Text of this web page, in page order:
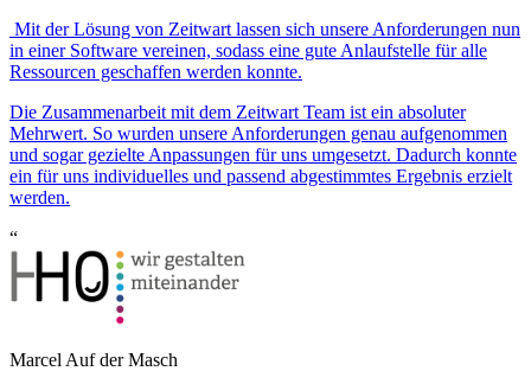
Mit der Lösung von Zeitwart lassen sich unsere Anforderungen nun
in einer Software vereinen, sodass eine gute Anlaufstelle für alle
Ressourcen geschaffen werden konnte.
Die Zusammenarbeit mit dem Zeitwart Team ist ein absoluter
Mehrwert. So wurden unsere Anforderungen genau aufgenommen
und sogar gezielte Anpassungen für uns umgesetzt. Dadurch konnte
ein für uns individuelles und passend abgestimmtes Ergebnis erzielt
werden.
“
Marcel Auf der Masch